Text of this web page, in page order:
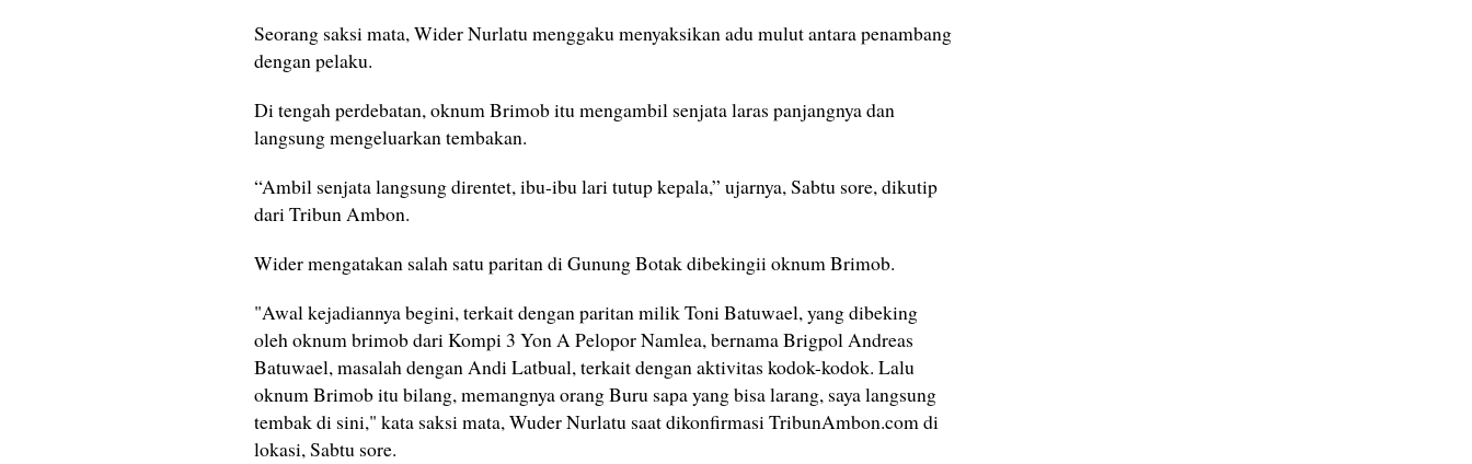
Seorang saksi mata, Wider Nurlatu menggaku menyaksikan adu mulut antara penambang
dengan pelaku.
Di tengah perdebatan, oknum Brimob itu mengambil senjata laras panjangnya dan
langsung mengeluarkan tembakan.
“Ambil senjata langsung direntet, ibu-ibu lari tutup kepala,” ujarnya, Sabtu sore, dikutip
dari Tribun Ambon.
Wider mengatakan salah satu paritan di Gunung Botak dibekingii oknum Brimob.
"Awal kejadiannya begini, terkait dengan paritan milik Toni Batuwael, yang dibeking
oleh oknum brimob dari Kompi 3 Yon A Pelopor Namlea, bernama Brigpol Andreas
Batuwael, masalah dengan Andi Latbual, terkait dengan aktivitas kodok-kodok. Lalu
oknum Brimob itu bilang, memangnya orang Buru sapa yang bisa larang, saya langsung
tembak di sini," kata saksi mata, Wuder Nurlatu saat dikonfirmasi TribunAmbon.com di
lokasi, Sabtu sore.